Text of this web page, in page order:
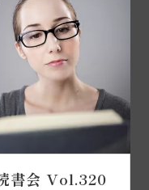
書会 Vol.320